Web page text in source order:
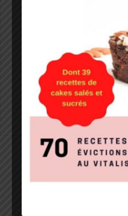
not stored on the
Smush uses a third-
informational emails to
administrator’s email
set by the service.
by Drip.